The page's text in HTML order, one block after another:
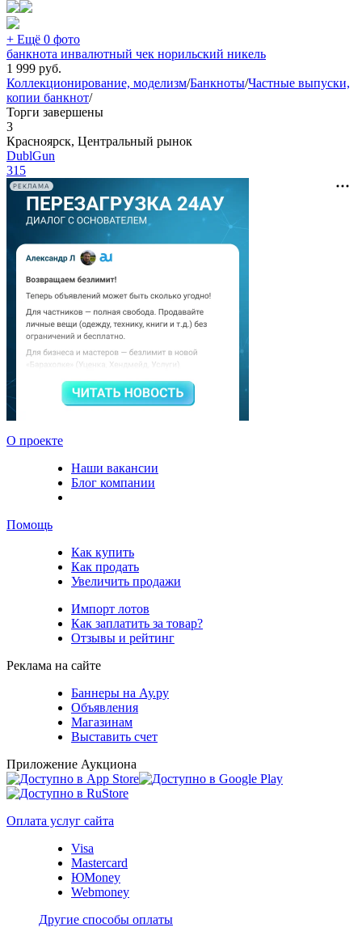
+ Ещё 0 фото
банкнота инвалютный чек норильский никель
1 999 руб.
Коллекционирование, моделизм/Банкноты/Частные выпуски,
копии банкнот/
Торги завершены
3
Красноярск, Центральный рынок
DublGun
315
РЕКЛАМА
О проекте
Наши вакансии
Блог компании
Помощь
Как купить
Как продать
Увеличить продажи
Импорт лотов
Как заплатить за товар?
Отзывы и рейтинг
Реклама на сайте
Баннеры на Ау.ру
Объявления
Магазинам
Выставить счет
Приложение Аукциона
Оплата услуг сайта
Visa
Mastercard
ЮMoney
Webmoney
Другие способы оплаты